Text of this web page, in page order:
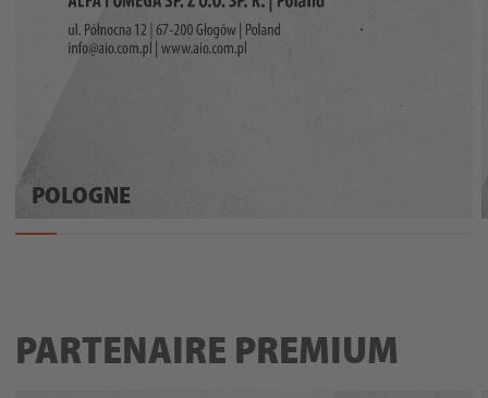
POLOGNE
PARTENAIRE PREMIUM